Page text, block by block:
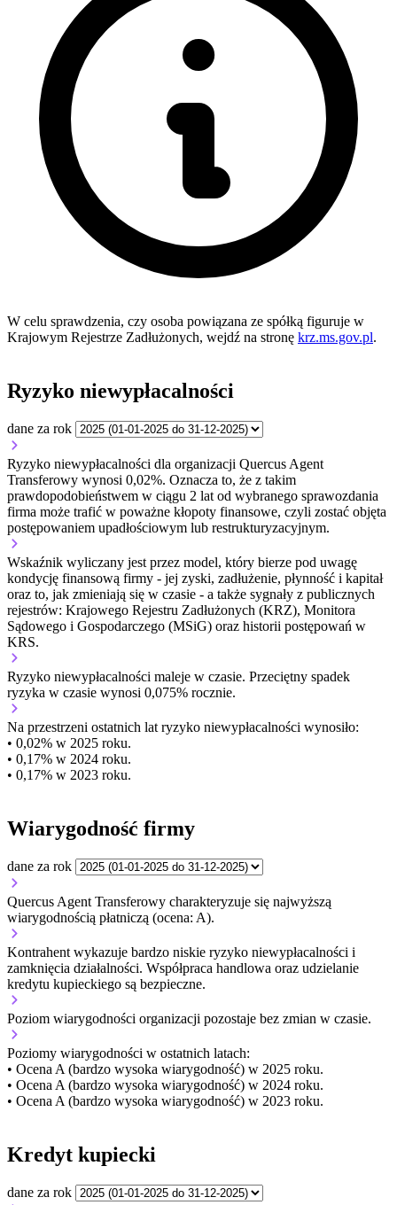
W celu sprawdzenia, czy osoba powiązana ze spółką figuruje w
Krajowym Rejestrze Zadłużonych, wejdź na stronę krz.ms.gov.pl.
Ryzyko niewypłacalności
dane za rok
Ryzyko niewypłacalności dla organizacji Quercus Agent
Transferowy wynosi 0,02%. Oznacza to, że z takim
prawdopodobieństwem w ciągu 2 lat od wybranego sprawozdania
firma może trafić w poważne kłopoty finansowe, czyli zostać objęta
postępowaniem upadłościowym lub restrukturyzacyjnym.
Wskaźnik wyliczany jest przez model, który bierze pod uwagę
kondycję finansową firmy - jej zyski, zadłużenie, płynność i kapitał
oraz to, jak zmieniają się w czasie - a także sygnały z publicznych
rejestrów: Krajowego Rejestru Zadłużonych (KRZ), Monitora
Sądowego i Gospodarczego (MSiG) oraz historii postępowań w
KRS.
Ryzyko niewypłacalności maleje w czasie. Przeciętny spadek
ryzyka w czasie wynosi 0,075% rocznie.
Na przestrzeni ostatnich lat ryzyko niewypłacalności wynosiło:
• 0,02% w 2025 roku.
• 0,17% w 2024 roku.
• 0,17% w 2023 roku.
Wiarygodność firmy
dane za rok
Quercus Agent Transferowy charakteryzuje się najwyższą
wiarygodnością płatniczą (ocena: A).
Kontrahent wykazuje bardzo niskie ryzyko niewypłacalności i
zamknięcia działalności. Współpraca handlowa oraz udzielanie
kredytu kupieckiego są bezpieczne.
Poziom wiarygodności organizacji pozostaje bez zmian w czasie.
Poziomy wiarygodności w ostatnich latach:
• Ocena A (bardzo wysoka wiarygodność) w 2025 roku.
• Ocena A (bardzo wysoka wiarygodność) w 2024 roku.
• Ocena A (bardzo wysoka wiarygodność) w 2023 roku.
Kredyt kupiecki
dane za rok